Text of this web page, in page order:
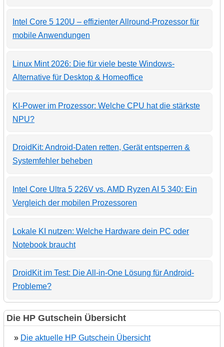
Intel Core 5 120U – effizienter Allround-Prozessor für
mobile Anwendungen
Linux Mint 2026: Die für viele beste Windows-
Alternative für Desktop & Homeoffice
KI-Power im Prozessor: Welche CPU hat die stärkste
NPU?
DroidKit: Android-Daten retten, Gerät entsperren &
Systemfehler beheben
Intel Core Ultra 5 226V vs. AMD Ryzen AI 5 340: Ein
Vergleich der mobilen Prozessoren
Lokale KI nutzen: Welche Hardware dein PC oder
Notebook braucht
DroidKit im Test: Die All-in-One Lösung für Android-
Probleme?
Die HP Gutschein Übersicht
» Die aktuelle HP Gutschein Übersicht